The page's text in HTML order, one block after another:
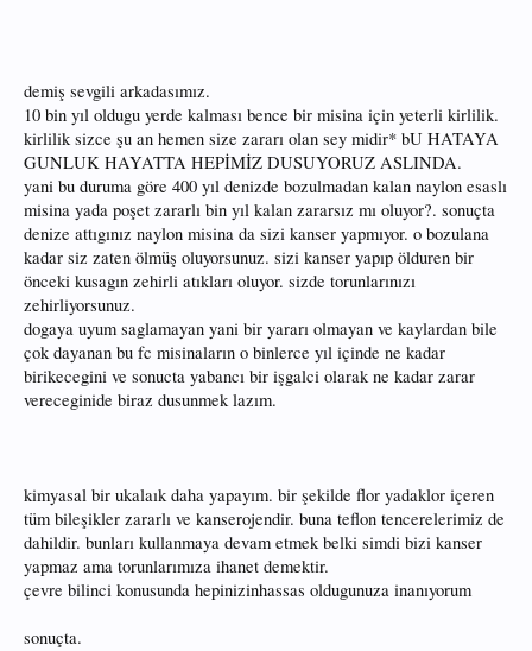
demiş sevgili arkadasımız.
10 bin yıl oldugu yerde kalması bence bir misina için yeterli kirlilik.
kirlilik sizce şu an hemen size zararı olan sey midir* bU HATAYA
GUNLUK HAYATTA HEPİMİZ DUSUYORUZ ASLINDA.
yani bu duruma göre 400 yıl denizde bozulmadan kalan naylon esaslı
misina yada poşet zararlı bin yıl kalan zararsız mı oluyor?. sonuçta
denize attıgınız naylon misina da sizi kanser yapmıyor. o bozulana
kadar siz zaten ölmüş oluyorsunuz. sizi kanser yapıp ölduren bir
önceki kusagın zehirli atıkları oluyor. sizde torunlarınızı
zehirliyorsunuz.
dogaya uyum saglamayan yani bir yararı olmayan ve kaylardan bile
çok dayanan bu fc misinaların o binlerce yıl içinde ne kadar
birikecegini ve sonucta yabancı bir işgalci olarak ne kadar zarar
vereceginide biraz dusunmek lazım.
kimyasal bir ukalaık daha yapayım. bir şekilde flor yadaklor içeren
tüm bileşikler zararlı ve kanserojendir. buna teflon tencerelerimiz de
dahildir. bunları kullanmaya devam etmek belki simdi bizi kanser
yapmaz ama torunlarımıza ihanet demektir.
çevre bilinci konusunda hepinizinhassas oldugunuza inanıyorum
sonuçta.